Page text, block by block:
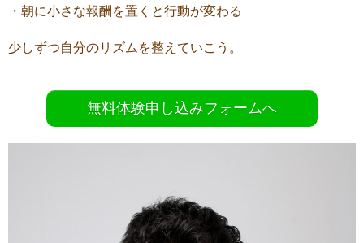
・朝に小さな報酬を置くと行動が変わる
少しずつ自分のリズムを整えていこう。
無料体験申し込みフォームへ